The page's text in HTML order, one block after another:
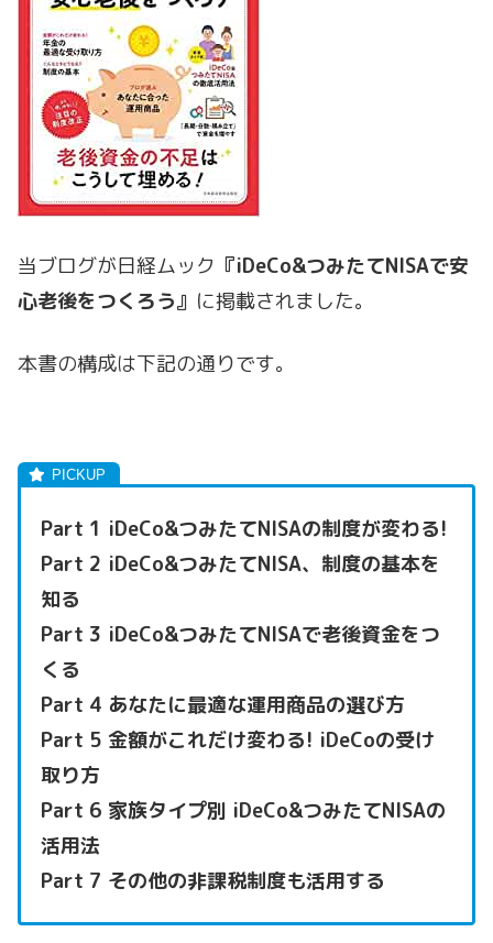
当ブログが日経ムック 『iDeCo&つみたてNISAで安
心老後をつくろう』 に掲載されました。
本書の構成は下記の通りです。
Part 1 iDeCo&つみたてNISAの制度が変わる!
Part 2 iDeCo&つみたてNISA、制度の基本を
知る
Part 3 iDeCo&つみたてNISAで老後資金をつ
くる
Part 4 あなたに最適な運用商品の選び方
Part 5 金額がこれだけ変わる! iDeCoの受け
取り方
Part 6 家族タイプ別 iDeCo&つみたてNISAの
活用法
Part 7 その他の非課税制度も活用する